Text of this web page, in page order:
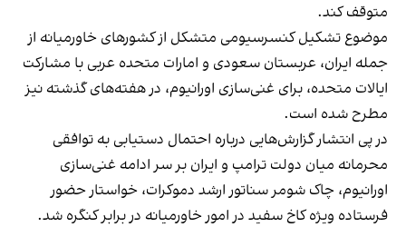
متوقف کند.
موضوع تشکیل کنسرسیومی متشکل از کشورهای خاورمیانه از
جمله ایران، عربستان سعودی و امارات متحده عربی با مشارکت
ایالات متحده، برای غنی‌سازی اورانیوم، در هفته‌های گذشته نیز
مطرح شده است.
در پی انتشار گزارش‌هایی درباره احتمال دستیابی به توافقی
محرمانه میان دولت ترامپ و ایران بر سر ادامه غنی‌سازی
اورانیوم، چاک شومر سناتور ارشد دموکرات، خواستار حضور
فرستاده ویژه کاخ سفید در امور خاورمیانه در برابر کنگره شد.